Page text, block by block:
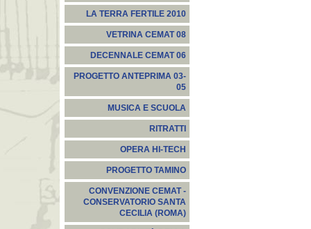
LA TERRA FERTILE 2010
VETRINA CEMAT 08
DECENNALE CEMAT 06
PROGETTO ANTEPRIMA 03-
05
MUSICA E SCUOLA
RITRATTI
OPERA HI-TECH
PROGETTO TAMINO
CONVENZIONE CEMAT -
CONSERVATORIO SANTA
CECILIA (ROMA)